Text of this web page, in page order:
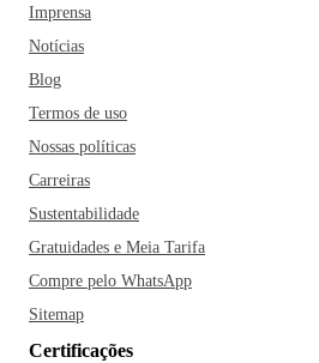
Imprensa
Notícias
Blog
Termos de uso
Nossas políticas
Carreiras
Sustentabilidade
Gratuidades e Meia Tarifa
Compre pelo WhatsApp
Sitemap
Certificações